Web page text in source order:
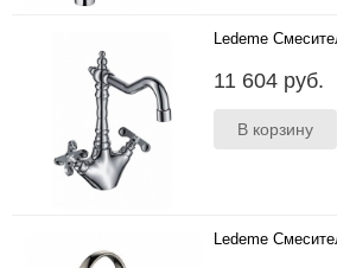
Ledeme
11 604 руб.
Ledeme